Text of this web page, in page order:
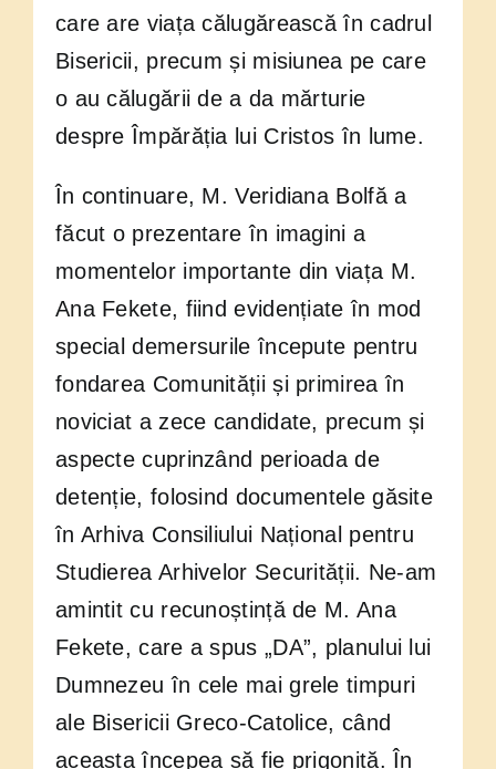
care are viața călugărească în cadrul
Bisericii, precum și misiunea pe care
o au călugării de a da mărturie
despre Împărăția lui Cristos în lume.
În continuare, M. Veridiana Bolfă a
făcut o prezentare în imagini a
momentelor importante din viața M.
Ana Fekete, fiind evidențiate în mod
special demersurile începute pentru
fondarea Comunității și primirea în
noviciat a zece candidate, precum și
aspecte cuprinzând perioada de
detenție, folosind documentele găsite
în Arhiva Consiliului Național pentru
Studierea Arhivelor Securității. Ne-am
amintit cu recunoștință de M. Ana
Fekete, care a spus „DA”, planului lui
Dumnezeu în cele mai grele timpuri
ale Bisericii Greco-Catolice, când
aceasta începea să fie prigonită. În